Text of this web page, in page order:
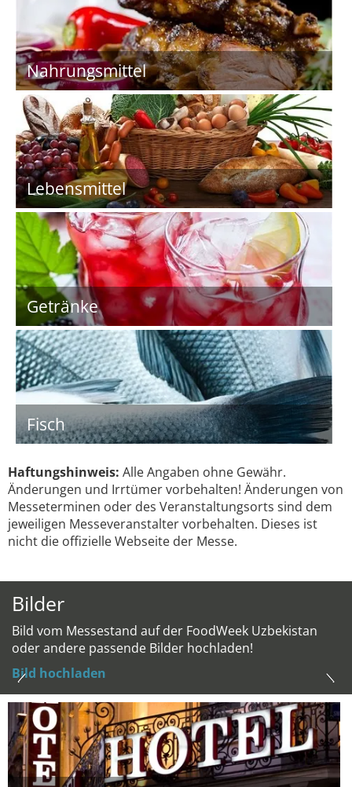
Nahrungsmittel
Lebensmittel
Getränke
Fisch
Haftungshinweis: Alle Angaben ohne Gewähr.
Änderungen und Irrtümer vorbehalten! Änderungen von
Messeterminen oder des Veranstaltungsorts sind dem
jeweiligen Messeveranstalter vorbehalten. Dieses ist
nicht die offizielle Webseite der Messe.
Bilder
Bild vom Messestand auf der FoodWeek Uzbekistan
oder andere passende Bilder hochladen!
Bild hochladen